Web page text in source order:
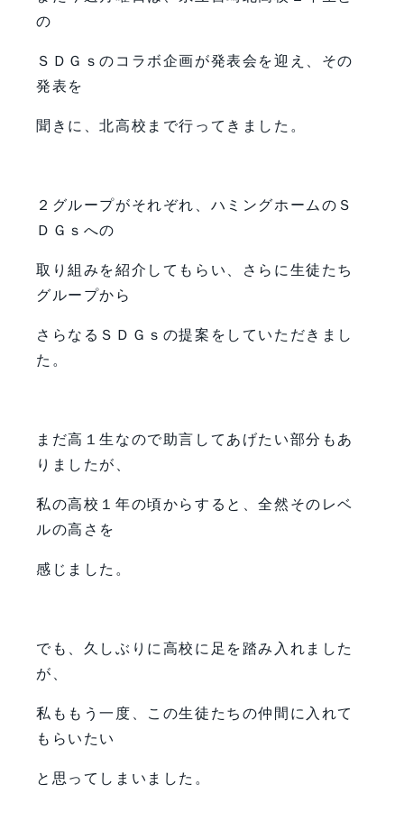
の
ＳＤＧｓのコラボ企画が発表会を迎え、その
発表を
聞きに、北高校まで行ってきました。
２グループがそれぞれ、ハミングホームのＳ
ＤＧｓへの
取り組みを紹介してもらい、さらに生徒たち
グループから
さらなるＳＤＧｓの提案をしていただきまし
た。
まだ高１生なので助言してあげたい部分もあ
りましたが、
私の高校１年の頃からすると、全然そのレベ
ルの高さを
感じました。
でも、久しぶりに高校に足を踏み入れました
が、
私ももう一度、この生徒たちの仲間に入れて
もらいたい
と思ってしまいました。